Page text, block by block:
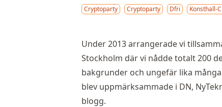
Cryptoparty Cryptoparty Dfri Konsthall-C
Under 2013 arrangerade vi
Stockholm där vi nådde totalt 200
bakgrunder och ungefär lika
blev uppmärksammade i DN,
blogg.